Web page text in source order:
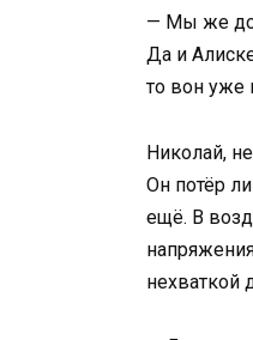
— Мы же
Да и
то вон уже
Николай,
Он потёр
ещё. В
нехваткой